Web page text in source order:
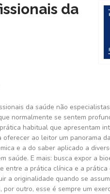
da
da saúde não
normalmente se sentem
habitual que apresentam
ao leitor um panorama
e a do saber aplicado a
saúde. E mais: busca expor a
entre a prática clínica e a prática
a originalidade quando se
outro, esse é sempre um